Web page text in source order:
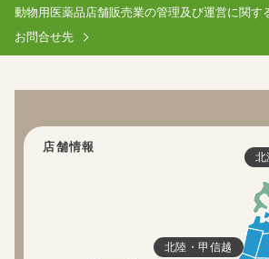
動物用医薬品店舗販売業の管理及び運営に関す
お問合せ先
店舗情報
北
北陸・甲信越